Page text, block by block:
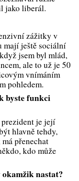
jako liberál.
zážitky v
mají ještě sociální
jsem byl mlád,
ale to už je 50
vnímáním
pohledem.
byste funkci
prezident je její
hlavně tehdy,
přenechat
kdo může
nastat?